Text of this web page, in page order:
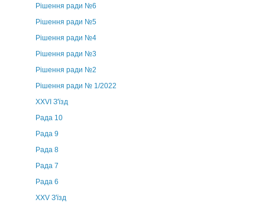
Рішення ради №6
Рішення ради №5
Рішення ради №4
Рішення ради №3
Рішення ради №2
Рішення ради № 1/2022
XXVI З'їзд
Рада 10
Рада 9
Рада 8
Рада 7
Рада 6
XXV З'їзд